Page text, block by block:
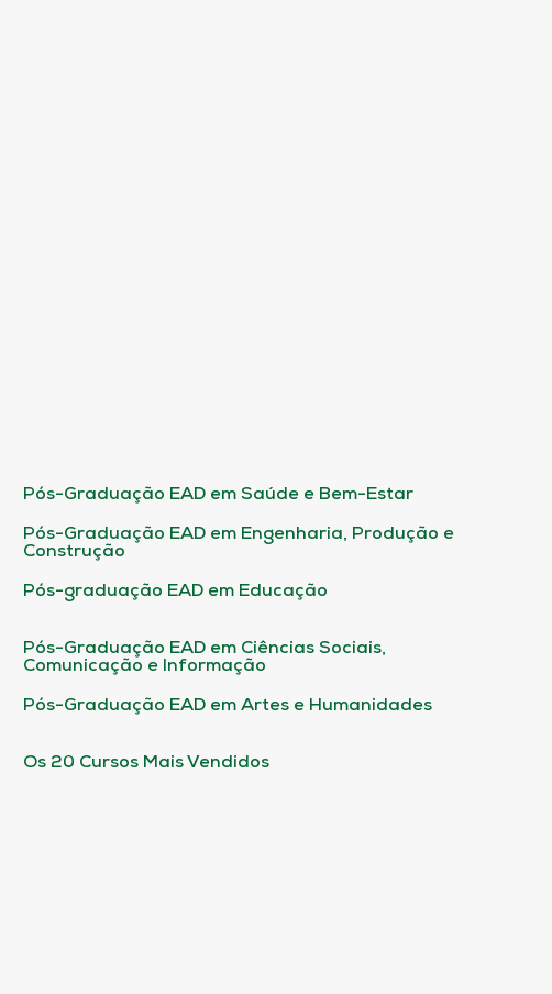
Pós-Graduação EAD em Saúde e Bem-Estar
Pós-Graduação EAD em Engenharia, Produção e
Construção
Pós-graduação EAD em Educação
Pós-Graduação EAD em Ciências Sociais,
Comunicação e Informação
Pós-Graduação EAD em Artes e Humanidades
Os 20 Cursos Mais Vendidos